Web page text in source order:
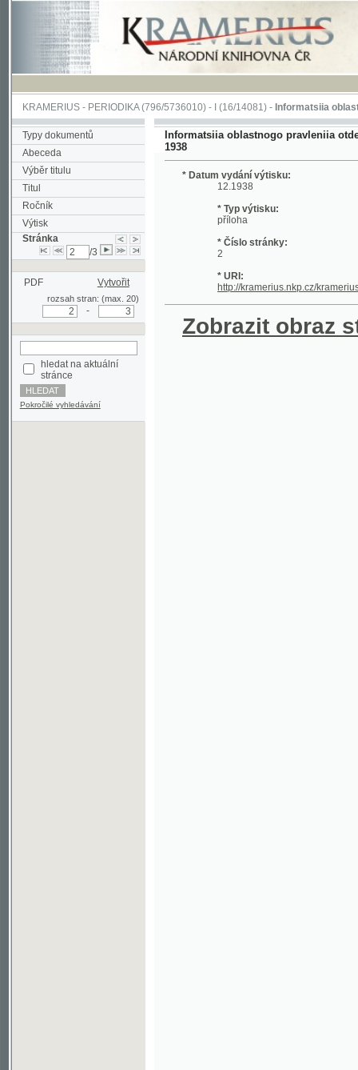
KRAMERIUS-PERIODIKA(796/5736010) -I(16/14081) -Informatsiia oblastnogo
Typy dokumentů
Abeceda
Výběr titulu
Titul
Ročník
Výtisk
Stránka
PDF Vytvořit
rozsah stran: (max. 20)
stránce
Pokročilé vyhledávání
Informatsiia oblastnogo pravleniia otdela
1938
* Datum vydání výtisku:
* Typ výtisku:
* Číslo stránky:
* URI:
Zobrazit obraz